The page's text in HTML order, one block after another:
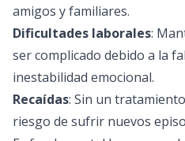
amigos y familiares.
Dificultades laborales:
ser complicado debido a la
inestabilidad emocional.
Recaídas: Sin un
riesgo de sufrir nuevos